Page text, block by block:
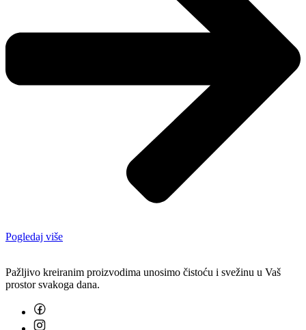
Pogledaj više
Pažljivo kreiranim proizvodima unosimo čistoću i svežinu u Vaš
prostor svakoga dana.